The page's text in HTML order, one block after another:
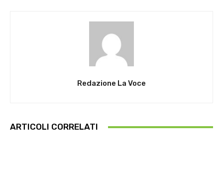
Redazione La Voce
ARTICOLI CORRELATI